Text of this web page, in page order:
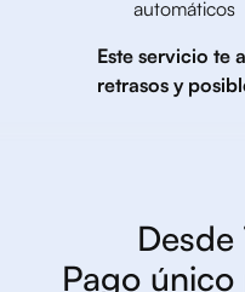
automáticos
Este servicio te
retrasos y
Pago